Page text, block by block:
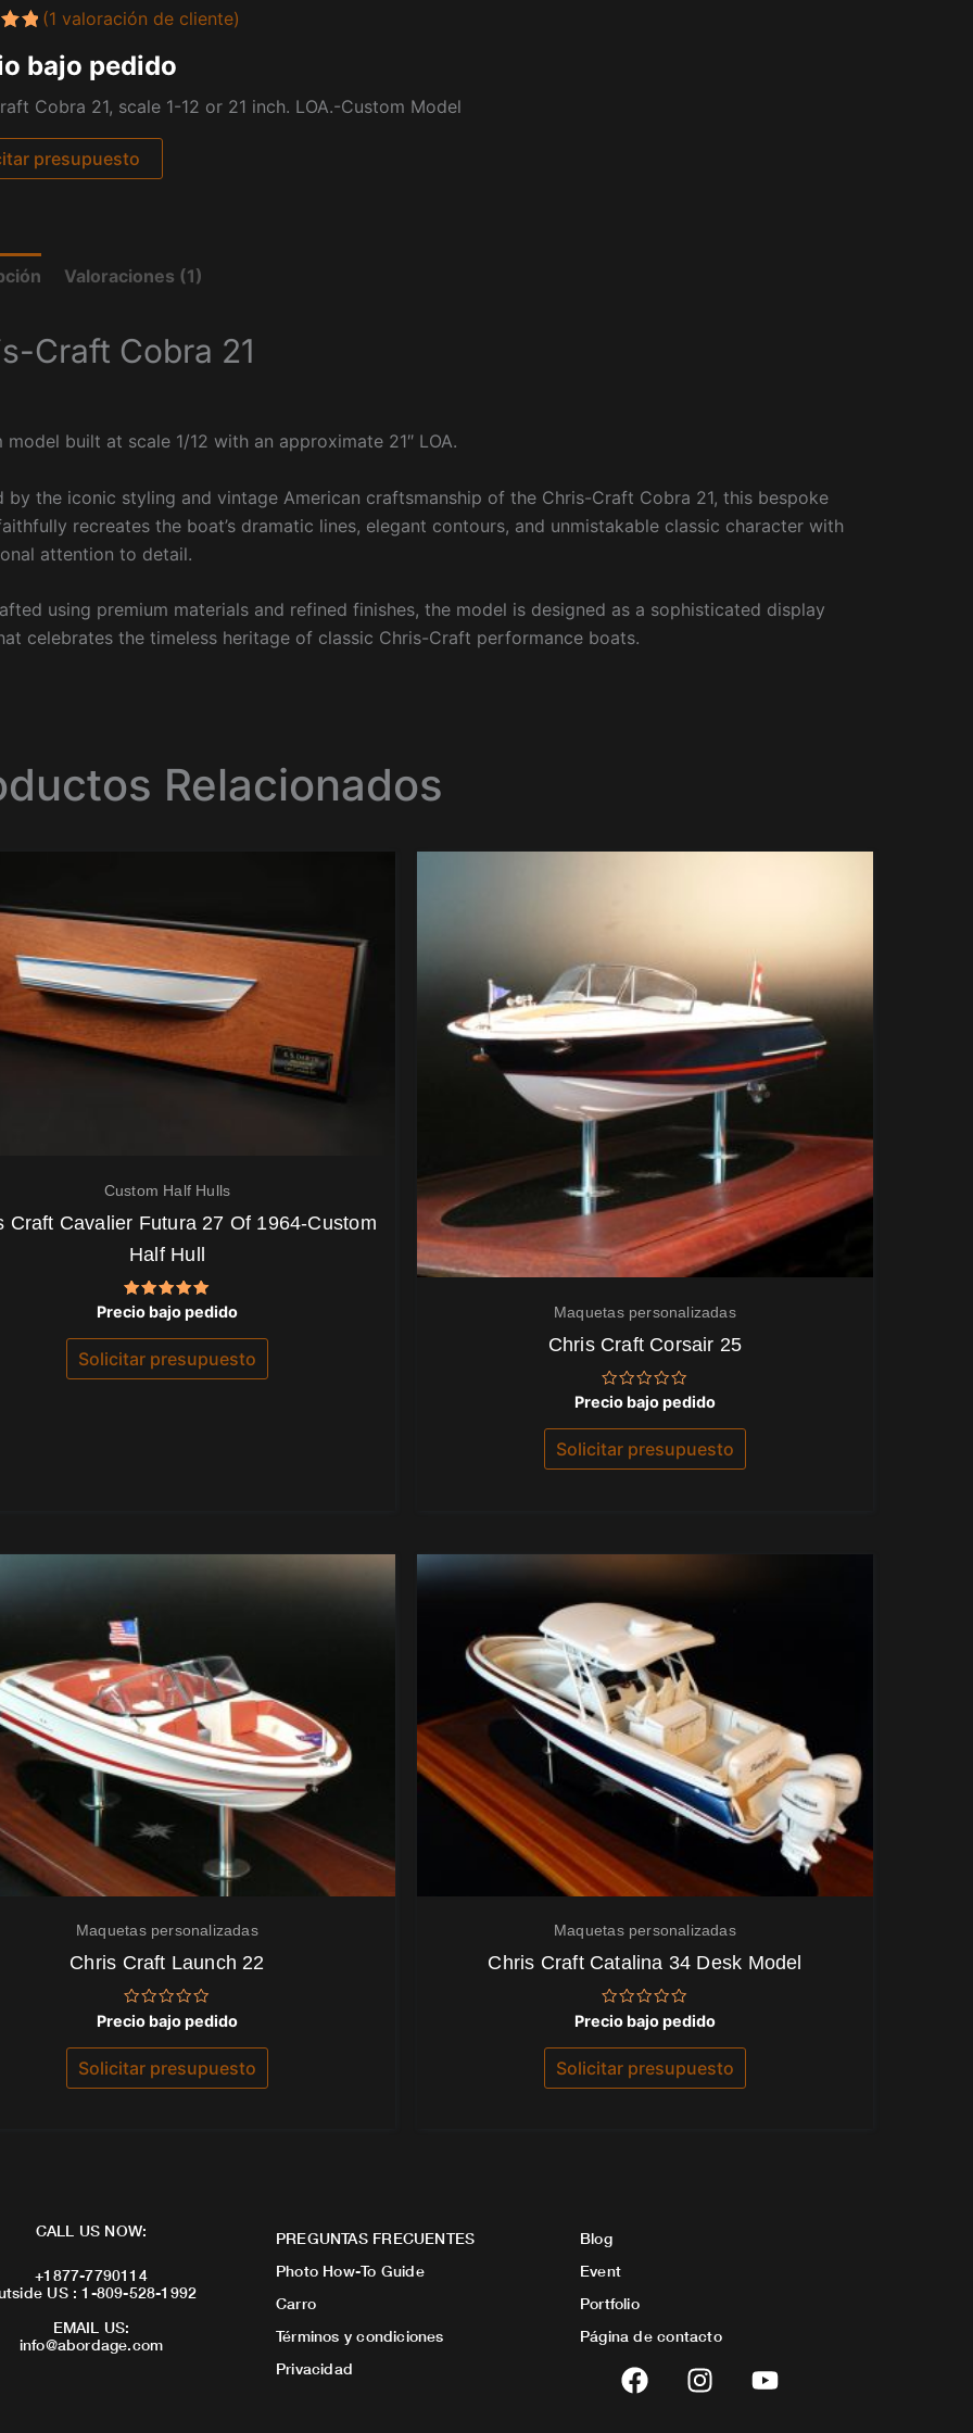
(1 valoración de cliente)
bajo pedido
Cobra 21, scale 1-12 or 21 inch. LOA.-Custom Model
presupuesto
Valoraciones (1)
Craft Cobra 21
model built at scale 1/12 with an approximate 21″ LOA.
by the iconic styling and vintage American craftsmanship of the Chris-Craft Cobra 21, this bespoke
recreates the boat’s dramatic lines, elegant contours, and unmistakable classic character with
attention to detail.
using premium materials and refined finishes, the model is designed as a sophisticated display
celebrates the timeless heritage of classic Chris-Craft performance boats.
Relacionados
Custom Half Hulls
Craft Cavalier Futura 27 Of 1964-Custom
Half Hull
Valorado
con
5.00
Precio bajo pedido
Solicitar presupuesto
Maquetas personalizadas
Chris Craft Corsair 25
Valorado
con
0
de
5
Precio bajo pedido
Solicitar presupuesto
Maquetas personalizadas
Chris Craft Launch 22
Valorado
con
0
de
5
Precio bajo pedido
Solicitar presupuesto
Maquetas personalizadas
Chris Craft Catalina 34 Desk Model
Valorado
con
0
de
5
Precio bajo pedido
Solicitar presupuesto
CALL US NOW:
+1877-7790114
US : 1-809-528-1992
EMAIL US:
info@abordage.com
PREGUNTAS FRECUENTES
Photo How-To Guide
Carro
Términos y condiciones
Privacidad
Blog
Event
Portfolio
Página de contacto
F
a
I
n
Y
o